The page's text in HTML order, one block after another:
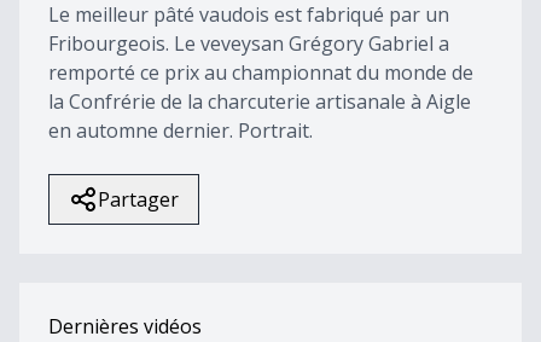
Le meilleur pâté vaudois est fabriqué par un
Fribourgeois. Le veveysan Grégory Gabriel a
remporté ce prix au championnat du monde de
la Confrérie de la charcuterie artisanale à Aigle
en automne dernier. Portrait.
Partager
Dernières vidéos